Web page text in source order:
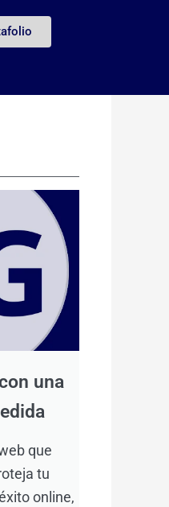
una
que
tu
online,